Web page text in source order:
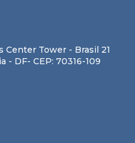
Center Tower - Brasil 21
- DF- CEP: 70316-109